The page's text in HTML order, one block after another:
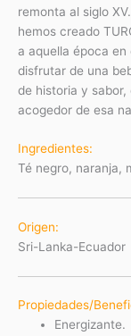
remonta al siglo
hemos creado
a aquella época
disfrutar de una
de historia y
acogedor de esa
Ingredientes:
Té negro, naranja,
Origen:
Sri-Lanka-Ecuador
Propiedades/
Energizante.